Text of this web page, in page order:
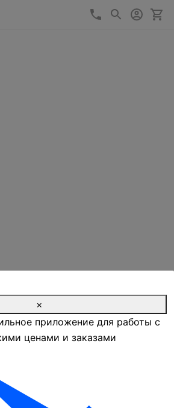
+7 (727) 346-
×
приложение для работы с
ценами и заказами